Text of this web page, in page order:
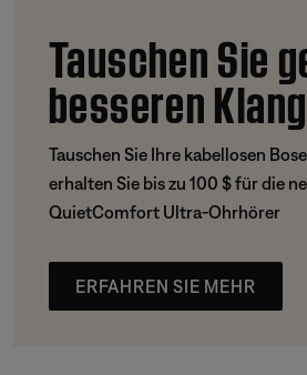
Tauschen Sie
besseren Klang
Tauschen Sie Ihre kabellosen
erhalten Sie bis zu 100 $ für die
QuietComfort Ultra-Ohrhörer
ERFAHREN SIE MEHR